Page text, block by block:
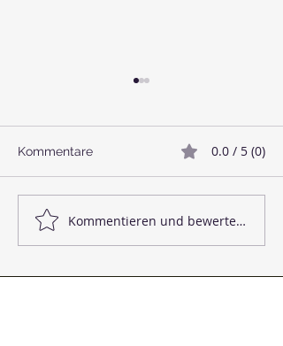
🥓 Veganer Bacon
Kommentare 0.0 / 5 (0)
Kommentieren und bewerten...